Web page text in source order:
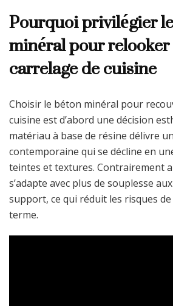
Pourquoi privilégier
minéral pour
carrelage de cuisine
Choisir le béton minéral pour
cuisine est d’abord une décision
matériau à base de résine délivre
contemporaine qui se décline en
teintes et textures. Contrairement
s’adapte avec plus de souplesse
support, ce qui réduit les risques
terme.